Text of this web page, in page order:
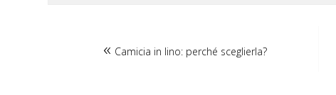
Camicia in lino: perché sceglierla?